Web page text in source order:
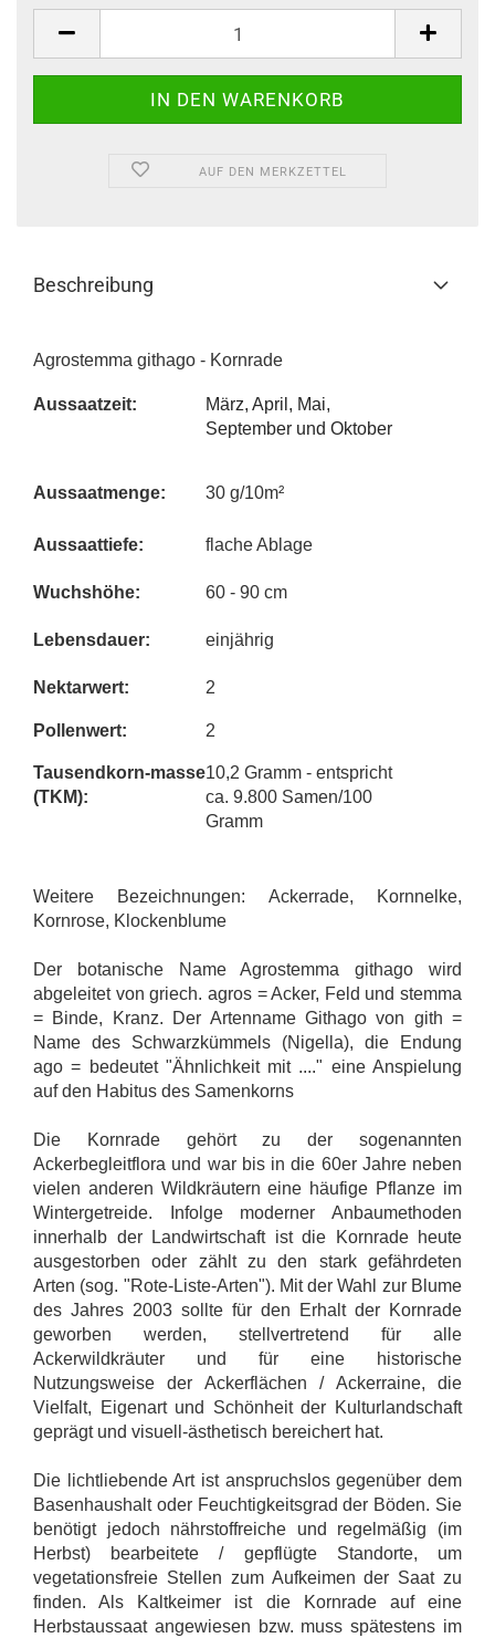
AUF DEN MERKZETTEL
Beschreibung
Agrostemma githago - Kornrade
Aussaatzeit:
März, April, Mai,
September und Oktober
Aussaatmenge: 30 g/10m²
Aussaattiefe: flache Ablage
Wuchshöhe: 60 - 90 cm
Lebensdauer: einjährig
Nektarwert: 2
Pollenwert: 2
Tausendkorn-masse
(TKM):
10,2 Gramm - entspricht
ca. 9.800 Samen/100
Gramm
Weitere Bezeichnungen: Ackerrade, Kornnelke,
Kornrose, Klockenblume
Der botanische Name Agrostemma githago wird
abgeleitet von griech. agros = Acker, Feld und stemma
= Binde, Kranz. Der Artenname Githago von gith =
Name des Schwarzkümmels (Nigella), die Endung
ago = bedeutet "Ähnlichkeit mit ...." eine Anspielung
auf den Habitus des Samenkorns
Die Kornrade gehört zu der sogenannten
Ackerbegleitflora und war bis in die 60er Jahre neben
vielen anderen Wildkräutern eine häufige Pflanze im
Wintergetreide. Infolge moderner Anbaumethoden
innerhalb der Landwirtschaft ist die Kornrade heute
ausgestorben oder zählt zu den stark gefährdeten
Arten (sog. "Rote-Liste-Arten"). Mit der Wahl zur Blume
des Jahres 2003 sollte für den Erhalt der Kornrade
geworben werden, stellvertretend für alle
Ackerwildkräuter und für eine historische
Nutzungsweise der Ackerflächen / Ackerraine, die
Vielfalt, Eigenart und Schönheit der Kulturlandschaft
geprägt und visuell-ästhetisch bereichert hat.
Die lichtliebende Art ist anspruchslos gegenüber dem
Basenhaushalt oder Feuchtigkeitsgrad der Böden. Sie
benötigt jedoch nährstoffreiche und regelmäßig (im
Herbst) bearbeitete / gepflügte Standorte, um
vegetationsfreie Stellen zum Aufkeimen der Saat zu
finden. Als Kaltkeimer ist die Kornrade auf eine
Herbstaussaat angewiesen bzw. muss spätestens im